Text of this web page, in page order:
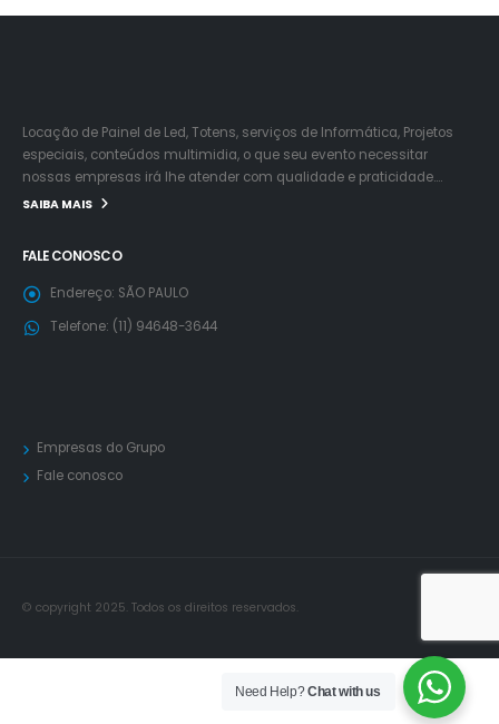
Locação de Painel de Led, Totens, serviços de Informática, Projetos
especiais, conteúdos multimidia, o que seu evento necessitar
nossas empresas irá lhe atender com qualidade e praticidade….
SAIBA MAIS
FALE CONOSCO
Endereço: SÃO PAULO
Telefone: (11) 94648-3644
Empresas do Grupo
Fale conosco
© copyright 2025. Todos os direitos reservados.
Need Help?Chat with us